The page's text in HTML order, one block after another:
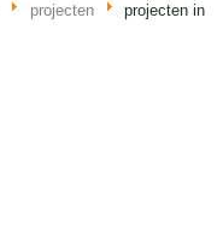
projecten
projecten in